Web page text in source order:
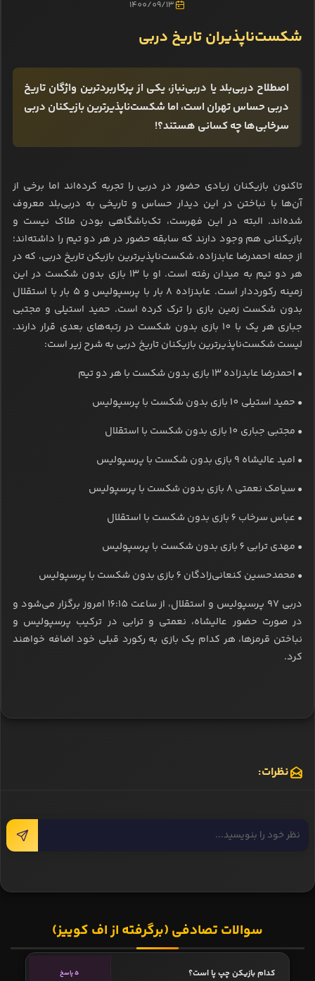
1400/09/13
شکست‌ناپذیران تاریخ دربی
اصطلاح دربی‌بلد یا دربی‌نباز، یکی از پرکاربردترین واژگان تاریخ
دربی حساس تهران است، اما شکست‌ناپذیرترین بازیکنان دربی
سرخابی‌ها چه کسانی هستند؟!
تاکنون بازیکنان زیادی حضور در دربی را تجربه کرده‌اند اما برخی از
آن‌ها با نباختن در این دیدار حساس و تاریخی به دربی‌بلد معروف
شده‌اند. البته در این فهرست، تک‌باشگاهی بودن ملاک نیست و
بازیکنانی هم وجود دارند که سابقه حضور در هر دو تیم را داشته‌اند؛
از جمله احمدرضا عابدزاده، شکست‌ناپذیرترین بازیکن تاریخ دربی، که در
هر دو تیم به میدان رفته است. او با 13 بازی بدون شکست در این
زمینه رکورددار است. عابدزاده 8 بار با پرسپولیس و 5 بار با استقلال
بدون شکست زمین بازی را ترک کرده است. حمید استیلی و مجتبی
جباری هر یک با 10 بازی بدون شکست در رتبه‌های بعدی قرار دارند.
لیست شکست‌ناپذیرترین بازیکنان تاریخ دربی به شرح زیر است:
• احمدرضا عابدزاده 13 بازی بدون شکست با هر دو تیم
• حمید استیلی 10 بازی بدون شکست با پرسپولیس
• مجتبی جباری 10 بازی بدون شکست با استقلال
• امید عالیشاه 9 بازی بدون شکست با پرسپولیس
• سیامک نعمتی 8 بازی بدون شکست با پرسپولیس
• عباس سرخاب 6 بازی بدون شکست با استقلال
• مهدی ترابی 6 بازی بدون شکست با پرسپولیس
• محمدحسین کنعانی‌زادگان 6 بازی بدون شکست با پرسپولیس
دربی 97 پرسپولیس و استقلال، از ساعت 16:15 امروز برگزار می‌شود و
در صورت حضور عالیشاه، نعمتی و ترابی در ترکیب پرسپولیس و
نباختن قرمزها، هر کدام یک بازی به رکورد قبلی خود اضافه خواهند
کرد.
نظرات:
سوالات تصادفی (برگرفته از اف کوییز)
کدام بازیکن چپ پا است؟ 5 پاسخ